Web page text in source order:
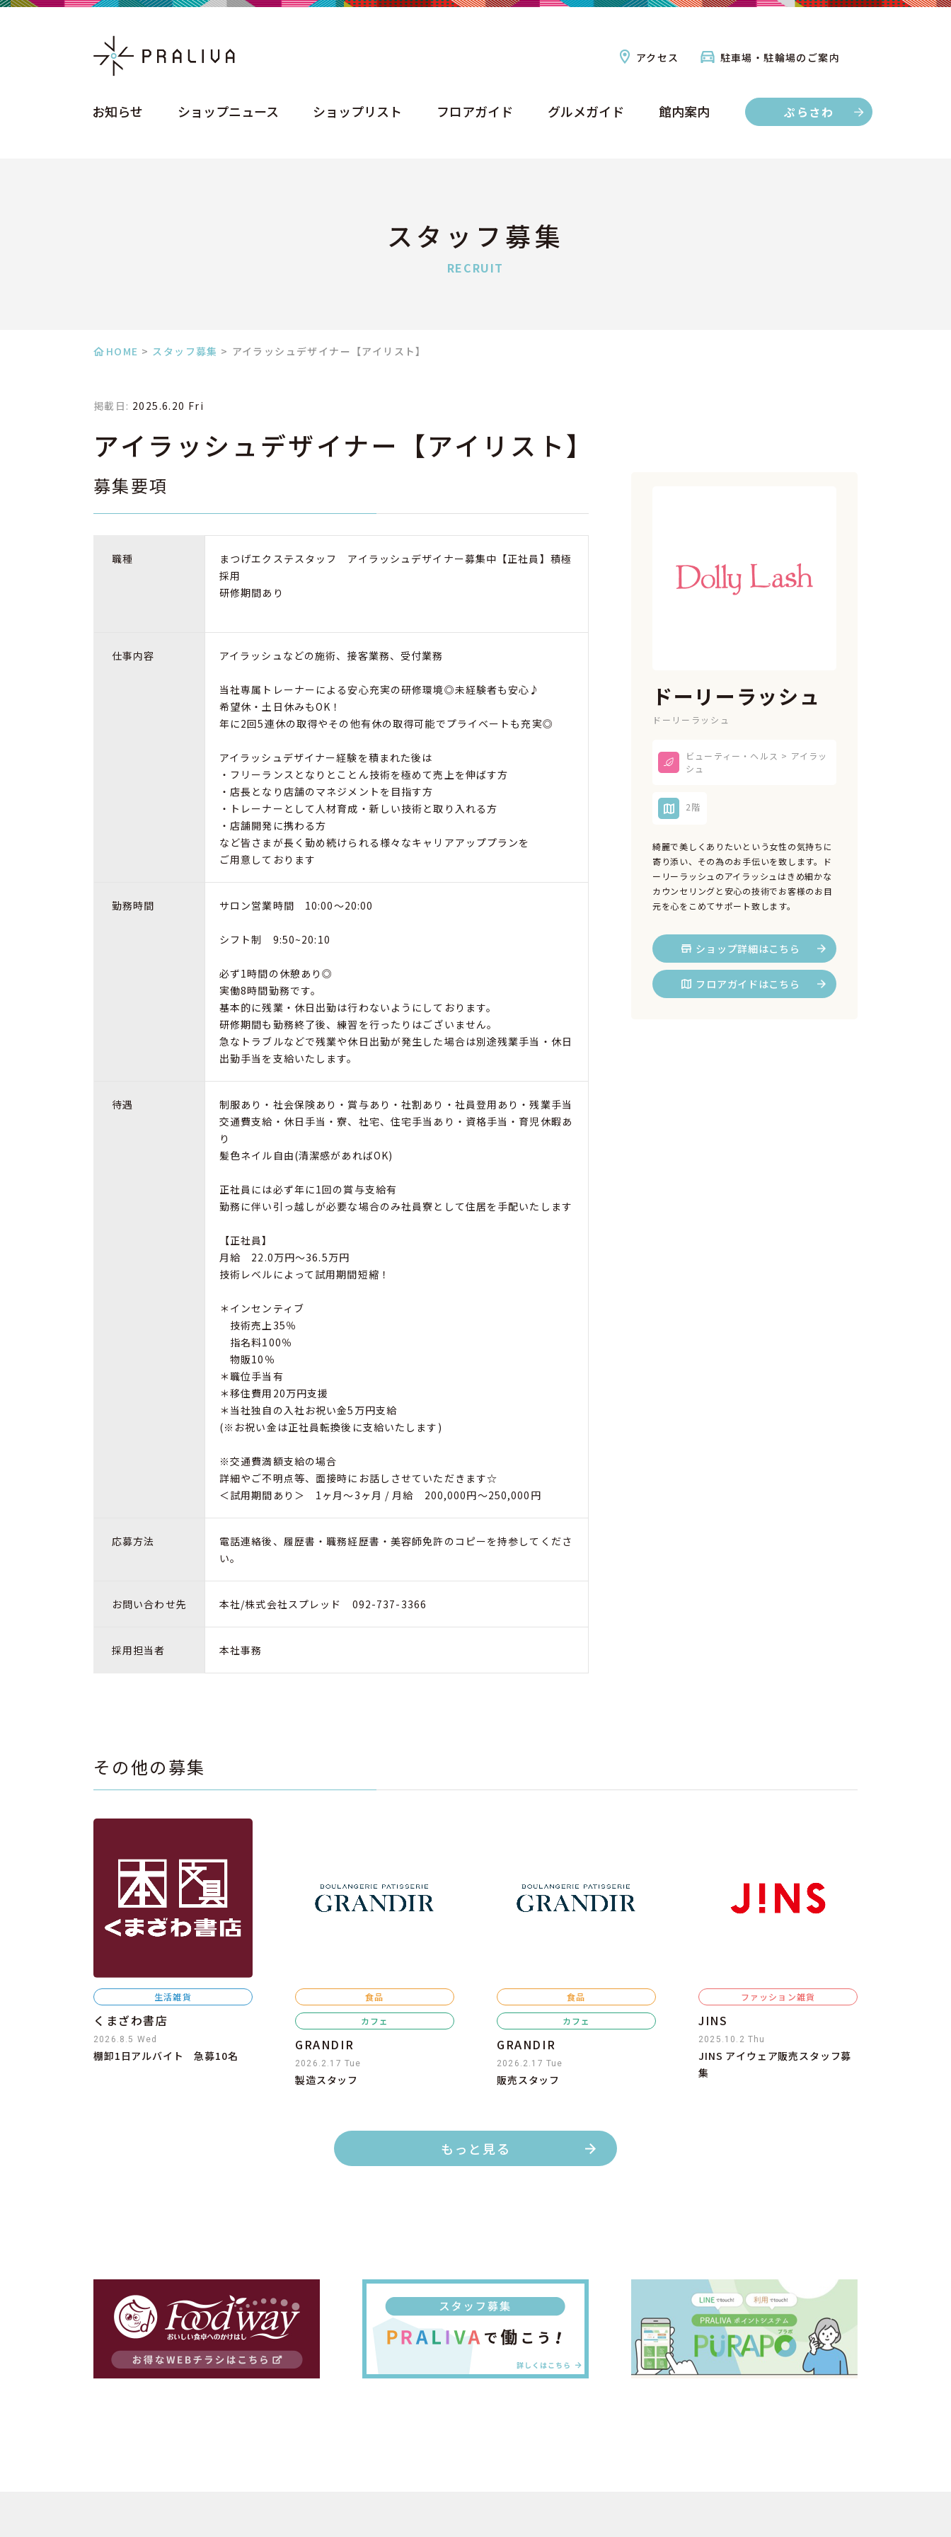
アクセス 駐車場・駐輪場のご案内
お知らせ ショップニュース ショップリスト フロアガイド グルメガイド 館内案内 ぷらさわ
スタッフ募集
RECRUIT
HOME > スタッフ募集 > アイラッシュデザイナー【アイリスト】
掲載日: 2025.6.20 Fri
アイラッシュデザイナー【アイリスト】
募集要項
職種
まつげエクステスタッフ アイラッシュデザイナー募集中【正社員】積極
採用
研修期間あり
仕事内容 アイラッシュなどの施術、接客業務、受付業務
当社専属トレーナーによる安心充実の研修環境◎未経験者も安心♪
希望休・土日休みもOK！
年に2回5連休の取得やその他有休の取得可能でプライベートも充実◎
アイラッシュデザイナー経験を積まれた後は
・フリーランスとなりとことん技術を極めて売上を伸ばす方
・店長となり店舗のマネジメントを目指す方
・トレーナーとして人材育成・新しい技術と取り入れる方
・店舗開発に携わる方
など皆さまが長く勤め続けられる様々なキャリアアッププランを
ご用意しております
勤務時間 サロン営業時間 10:00～20:00
シフト制 9:50~20:10
必ず1時間の休憩あり◎
実働8時間勤務です。
基本的に残業・休日出勤は行わないようにしております。
研修期間も勤務終了後、練習を行ったりはございません。
急なトラブルなどで残業や休日出勤が発生した場合は別途残業手当・休日
出勤手当を支給いたします。
待遇
制服あり・社会保険あり・賞与あり・社割あり・社員登用あり・残業手当
交通費支給・休日手当・寮、社宅、住宅手当あり・資格手当・育児休暇あ
り
髪色ネイル自由(清潔感があればOK)
正社員には必ず年に1回の賞与支給有
勤務に伴い引っ越しが必要な場合のみ社員寮として住居を手配いたします
【正社員】
月給 22.0万円～36.5万円
技術レベルによって試用期間短縮！
＊インセンティブ
技術売上35％
指名料100％
物販10％
＊職位手当有
＊移住費用20万円支援
＊当社独自の入社お祝い金5万円支給
(※お祝い金は正社員転換後に支給いたします)
※交通費満額支給の場合
詳細やご不明点等、面接時にお話しさせていただきます☆
＜試用期間あり＞ 1ヶ月～3ヶ月 / 月給 200,000円～250,000円
応募方法
電話連絡後、履歴書・職務経歴書・美容師免許のコピーを持参してくださ
い。
お問い合わせ先 本社/株式会社スプレッド 092-737-3366
採用担当者 本社事務
ドーリーラッシュ
ドーリーラッシュ
ビューティー・ヘルス > アイラッ
シュ
2階
綺麗で美しくありたいという女性の気持ちに
寄り添い、その為のお手伝いを致します。ド
ーリーラッシュのアイラッシュはきめ細かな
カウンセリングと安心の技術でお客様のお目
元を心をこめてサポート致します。
ショップ詳細はこちら
フロアガイドはこちら
その他の募集
生活雑貨
くまざわ書店
2026.8.5 Wed
棚卸1日アルバイト 急募10名
食品
カフェ
GRANDIR
2026.2.17 Tue
製造スタッフ
食品
カフェ
GRANDIR
2026.2.17 Tue
販売スタッフ
ファッション雑貨
JINS
2025.10.2 Thu
JINS アイウェア販売スタッフ募
集
もっと見る